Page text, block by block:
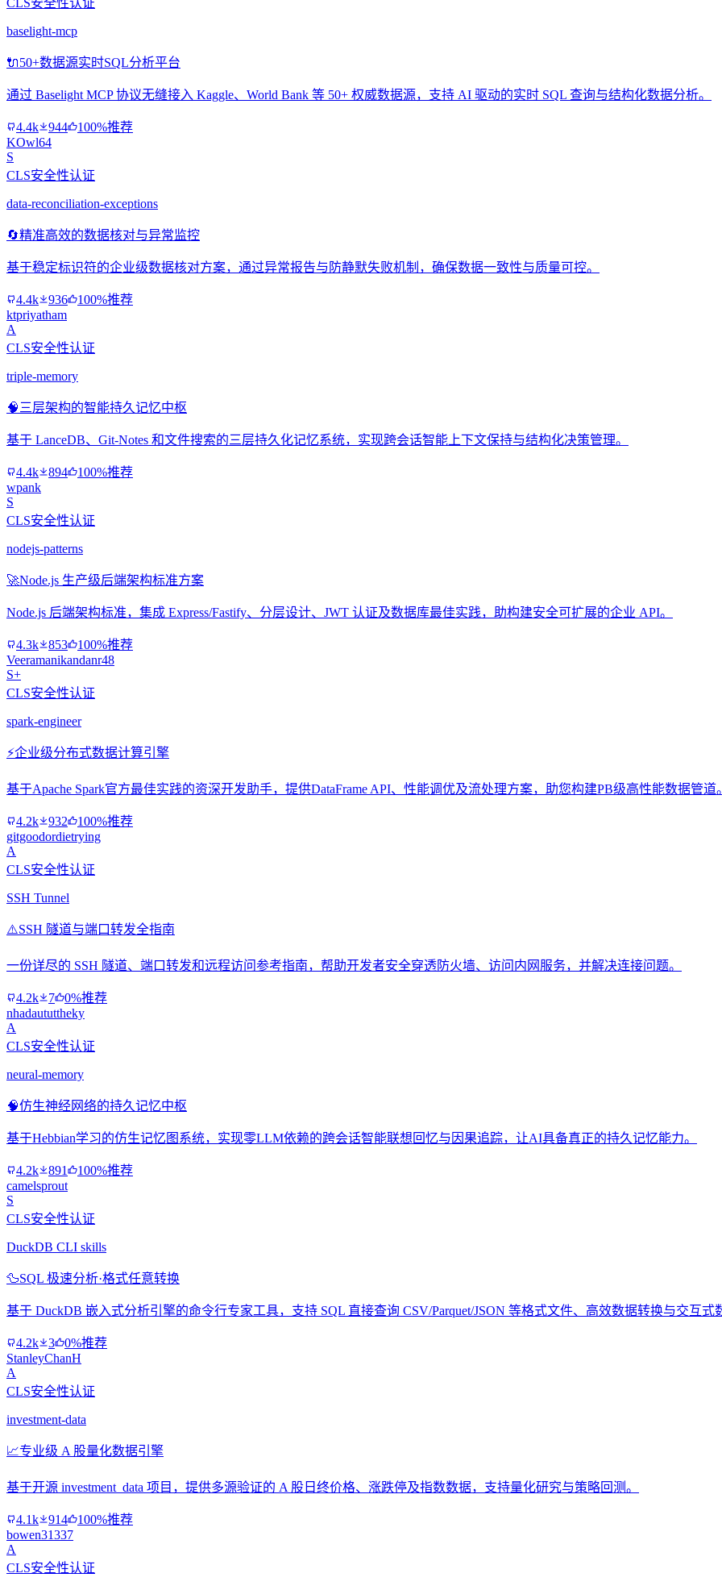
CLS安全性认证
baselight-mcp
🔌50+数据源实时SQL分析平台
通过 Baselight MCP 协议无缝接入 Kaggle、World Bank 等 50+ 权威数据源，支持 AI 驱动的实时 SQL 查询与结构化数据分析。
4.4k 944
100%推荐
KOwl64
S
CLS安全性认证
data-reconciliation-exceptions
🔄精准高效的数据核对与异常监控
基于稳定标识符的企业级数据核对方案，通过异常报告与防静默失败机制，确保数据一致性与质量可控。
4.4k 936
100%推荐
ktpriyatham
A
CLS安全性认证
triple-memory
🧠 三层架构的智能持久记忆中枢
基于 LanceDB、Git-Notes 和文件搜索的三层持久化记忆系统，实现跨会话智能上下文保持与结构化决策管理。
4.4k 894
100%推荐
wpank
S
CLS安全性认证
nodejs-patterns
🚀Node.js 生产级后端架构标准方案
Node.js 后端架构标准，集成 Express/Fastify、分层设计、JWT 认证及数据库最佳实践，助构建安全可扩展的企业 API。
4.3k 853
100%推荐
Veeramanikandanr48
S+
CLS安全性认证
spark-engineer
⚡企业级分布式数据计算引擎
基于Apache Spark官方最佳实践的资深开发助手，提供DataFrame API、性能调优及流处理方案，助您构建PB级高性能数据管道。
4.2k 932
100%推荐
gitgoodordietrying
A
CLS安全性认证
SSH Tunnel
⚠️SSH 隧道与端口转发全指南
一份详尽的 SSH 隧道、端口转发和远程访问参考指南，帮助开发者安全穿透防火墙、访问内网服务，并解决连接问题。
4.2k 7
0%推荐
nhadaututtheky
A
CLS安全性认证
neural-memory
🧠仿生神经网络的持久记忆中枢
基于Hebbian学习的仿生记忆图系统，实现零LLM依赖的跨会话智能联想回忆与因果追踪，让AI具备真正的持久记忆能力。
4.2k 891
100%推荐
camelsprout
S
CLS安全性认证
DuckDB CLI skills
🦆SQL 极速分析·格式任意转换
基于 DuckDB 嵌入式分析引擎的命令行专家工具，支持 SQL 直接查询 CSV/Parquet/JSON 等格式文件、高效数据转换与交互式
4.2k 3
0%推荐
StanleyChanH
A
CLS安全性认证
investment-data
📈专业级 A 股量化数据引擎
基于开源 investment_data 项目，提供多源验证的 A 股日终价格、涨跌停及指数数据，支持量化研究与策略回测。
4.1k 914
100%推荐
bowen31337
A
CLS安全性认证